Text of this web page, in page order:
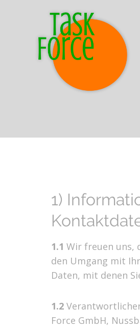
springen
1)
1.1 Wir freuen uns,
den Umgang mit
Daten, mit denen
1.2
Force GmbH,